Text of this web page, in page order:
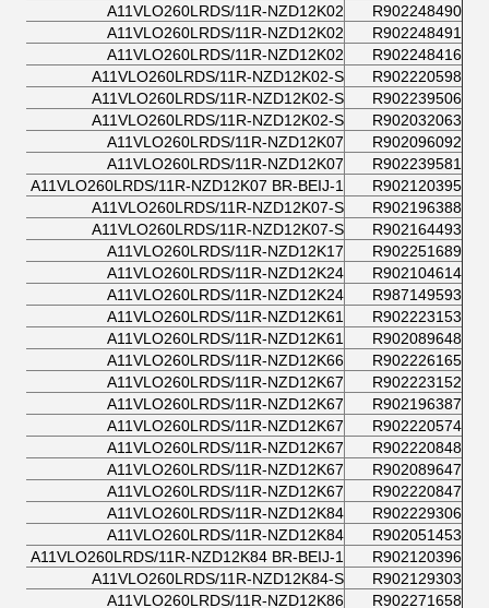
R902248490
A11VLO260LRDS/11R-NZD12K02
R902248491
A11VLO260LRDS/11R-NZD12K02
R902248416
A11VLO260LRDS/11R-NZD12K02
R902220598
A11VLO260LRDS/11R-NZD12K02-S
R902239506
A11VLO260LRDS/11R-NZD12K02-S
R902032063
A11VLO260LRDS/11R-NZD12K02-S
R902096092
A11VLO260LRDS/11R-NZD12K07
R902239581
A11VLO260LRDS/11R-NZD12K07
R902120395
A11VLO260LRDS/11R-NZD12K07 BR-BEIJ-1
R902196388
A11VLO260LRDS/11R-NZD12K07-S
R902164493
A11VLO260LRDS/11R-NZD12K07-S
R902251689
A11VLO260LRDS/11R-NZD12K17
R902104614
A11VLO260LRDS/11R-NZD12K24
R987149593
A11VLO260LRDS/11R-NZD12K24
R902223153
A11VLO260LRDS/11R-NZD12K61
R902089648
A11VLO260LRDS/11R-NZD12K61
R902226165
A11VLO260LRDS/11R-NZD12K66
R902223152
A11VLO260LRDS/11R-NZD12K67
R902196387
A11VLO260LRDS/11R-NZD12K67
R902220574
A11VLO260LRDS/11R-NZD12K67
R902220848
A11VLO260LRDS/11R-NZD12K67
R902089647
A11VLO260LRDS/11R-NZD12K67
R902220847
A11VLO260LRDS/11R-NZD12K67
R902229306
A11VLO260LRDS/11R-NZD12K84
R902051453
A11VLO260LRDS/11R-NZD12K84
R902120396
A11VLO260LRDS/11R-NZD12K84 BR-BEIJ-1
R902129303
A11VLO260LRDS/11R-NZD12K84-S
R902271658
A11VLO260LRDS/11R-NZD12K86